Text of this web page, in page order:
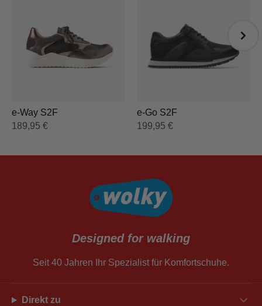
e-Way S2F
189,95 €
e-Go S2F
199,95 €
Designed for walking
Seit 40 Jahren Ihr Spezialist für Komfortschuhe.
Direkt zu